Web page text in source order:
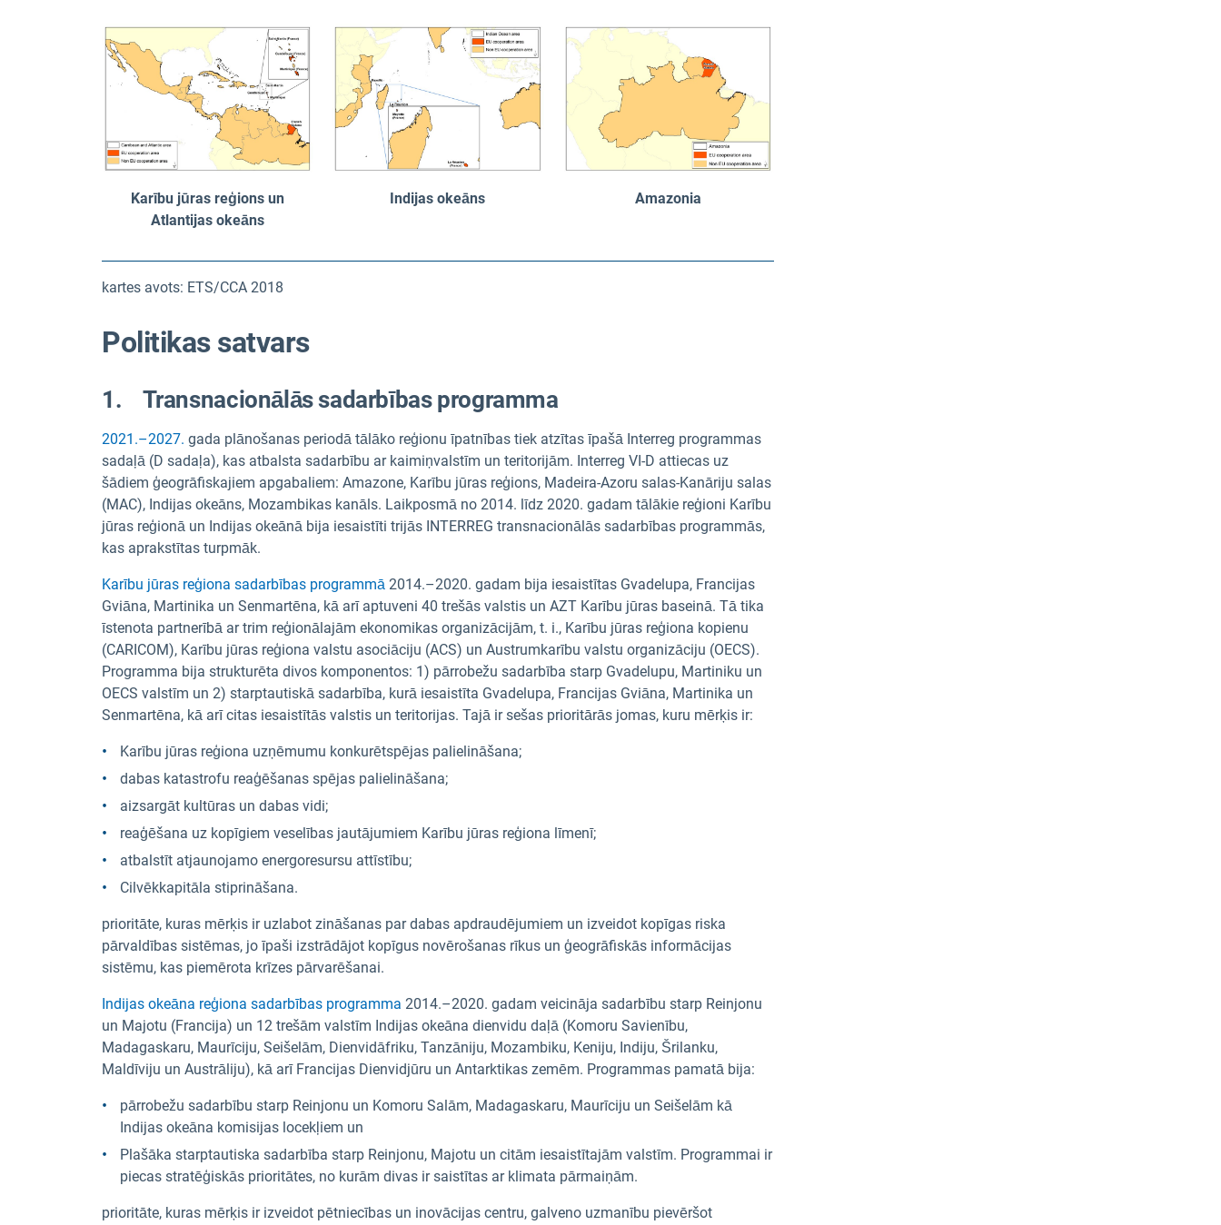
Karību jūras reģions un
Atlantijas okeāns
Indijas okeāns Amazonia
kartes avots: ETS/CCA 2018
Politikas satvars
1. Transnacionālās sadarbības programma
2021.–2027. gada plānošanas periodā tālāko reģionu īpatnības tiek atzītas īpašā Interreg programmas
sadaļā (D sadaļa), kas atbalsta sadarbību ar kaimiņvalstīm un teritorijām. Interreg VI-D attiecas uz
šādiem ģeogrāfiskajiem apgabaliem: Amazone, Karību jūras reģions, Madeira-Azoru salas-Kanāriju salas
(MAC), Indijas okeāns, Mozambikas kanāls. Laikposmā no 2014. līdz 2020. gadam tālākie reģioni Karību
jūras reģionā un Indijas okeānā bija iesaistīti trijās INTERREG transnacionālās sadarbības programmās,
kas aprakstītas turpmāk.
Karību jūras reģiona sadarbības programmā 2014.–2020. gadam bija iesaistītas Gvadelupa, Francijas
Gviāna, Martinika un Senmartēna, kā arī aptuveni 40 trešās valstis un AZT Karību jūras baseinā. Tā tika
īstenota partnerībā ar trim reģionālajām ekonomikas organizācijām, t. i., Karību jūras reģiona kopienu
(CARICOM), Karību jūras reģiona valstu asociāciju (ACS) un Austrumkarību valstu organizāciju (OECS).
Programma bija strukturēta divos komponentos: 1) pārrobežu sadarbība starp Gvadelupu, Martiniku un
OECS valstīm un 2) starptautiskā sadarbība, kurā iesaistīta Gvadelupa, Francijas Gviāna, Martinika un
Senmartēna, kā arī citas iesaistītās valstis un teritorijas. Tajā ir sešas prioritārās jomas, kuru mērķis ir:
Karību jūras reģiona uzņēmumu konkurētspējas palielināšana;
dabas katastrofu reaģēšanas spējas palielināšana;
aizsargāt kultūras un dabas vidi;
reaģēšana uz kopīgiem veselības jautājumiem Karību jūras reģiona līmenī;
atbalstīt atjaunojamo energoresursu attīstību;
Cilvēkkapitāla stiprināšana.
prioritāte, kuras mērķis ir uzlabot zināšanas par dabas apdraudējumiem un izveidot kopīgas riska
pārvaldības sistēmas, jo īpaši izstrādājot kopīgus novērošanas rīkus un ģeogrāfiskās informācijas
sistēmu, kas piemērota krīzes pārvarēšanai.
Indijas okeāna reģiona sadarbības programma 2014.–2020. gadam veicināja sadarbību starp Reinjonu
un Majotu (Francija) un 12 trešām valstīm Indijas okeāna dienvidu daļā (Komoru Savienību,
Madagaskaru, Maurīciju, Seišelām, Dienvidāfriku, Tanzāniju, Mozambiku, Keniju, Indiju, Šrilanku,
Maldīviju un Austrāliju), kā arī Francijas Dienvidjūru un Antarktikas zemēm. Programmas pamatā bija:
pārrobežu sadarbību starp Reinjonu un Komoru Salām, Madagaskaru, Maurīciju un Seišelām kā
Indijas okeāna komisijas locekļiem un
Plašāka starptautiska sadarbība starp Reinjonu, Majotu un citām iesaistītajām valstīm. Programmai ir
piecas stratēģiskās prioritātes, no kurām divas ir saistītas ar klimata pārmaiņām.
prioritāte, kuras mērķis ir izveidot pētniecības un inovācijas centru, galveno uzmanību pievēršot